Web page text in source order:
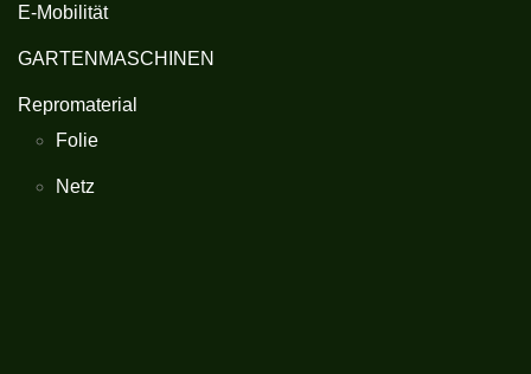
E-Mobilität
GARTENMASCHINEN
Repromaterial
Folie
Netz